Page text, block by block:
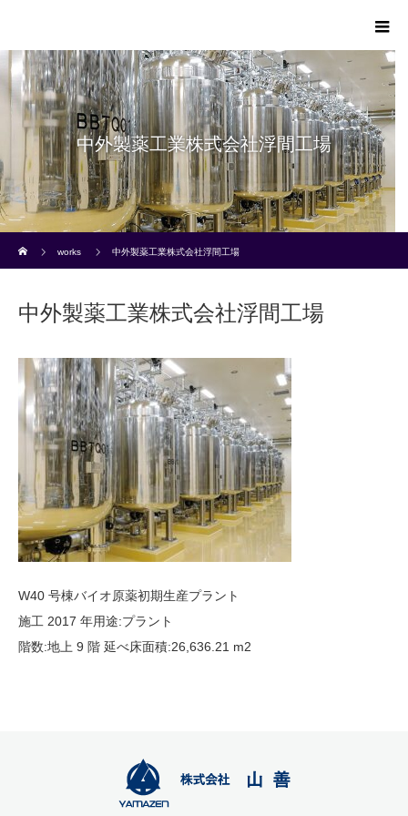
中外製薬工業株式会社浮間工場
works
中外製薬工業株式会社浮間工場
中外製薬工業株式会社浮間工場
W40 号棟バイオ原薬初期生産プラント
施工 2017 年用途:プラント
階数:地上 9 階 延べ床面積:26,636.21 m2